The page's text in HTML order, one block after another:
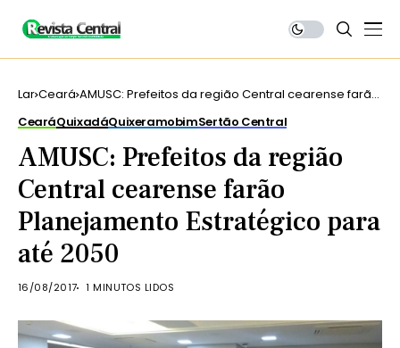
Lar Ceará AMUSC: Prefeitos da região Central cearense farão
CearáQuixadáQuixeramobimSertão Central
AMUSC: Prefeitos da região
Central cearense farão
Planejamento Estratégico para
até 2050
16/08/2017 1 MINUTOS LIDOS